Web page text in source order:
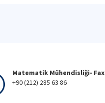
Matematik Mühendisliği- Fax
+90 (212) 285 63 86